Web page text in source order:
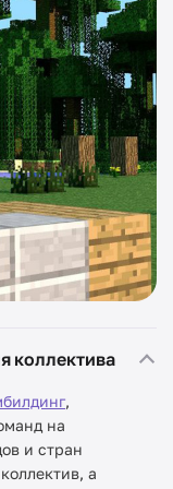
коллектива
,
на
и стран
а